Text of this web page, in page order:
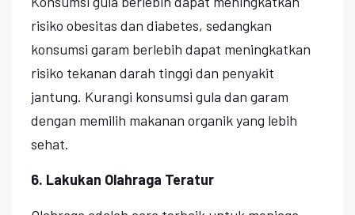
risiko obesitas dan diabetes, sedangkan
konsumsi garam berlebih dapat meningkatkan
risiko tekanan darah tinggi dan penyakit
jantung. Kurangi konsumsi gula dan garam
dengan memilih makanan organik yang lebih
sehat.
6. Lakukan Olahraga Teratur